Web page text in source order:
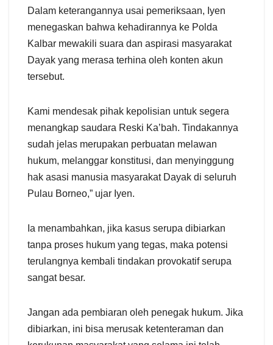
Dalam keterangannya usai pemeriksaan, Iyen
menegaskan bahwa kehadirannya ke Polda
Kalbar mewakili suara dan aspirasi masyarakat
Dayak yang merasa terhina oleh konten akun
tersebut.
Kami mendesak pihak kepolisian untuk segera
menangkap saudara Reski Ka’bah. Tindakannya
sudah jelas merupakan perbuatan melawan
hukum, melanggar konstitusi, dan menyinggung
hak asasi manusia masyarakat Dayak di seluruh
Pulau Borneo,” ujar Iyen.
Ia menambahkan, jika kasus serupa dibiarkan
tanpa proses hukum yang tegas, maka potensi
terulangnya kembali tindakan provokatif serupa
sangat besar.
Jangan ada pembiaran oleh penegak hukum. Jika
dibiarkan, ini bisa merusak ketenteraman dan